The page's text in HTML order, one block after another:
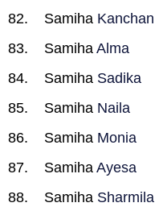
Samiha Kanchan
Samiha Alma
Samiha Sadika
Samiha Naila
Samiha Monia
Samiha Ayesa
Samiha Sharmila